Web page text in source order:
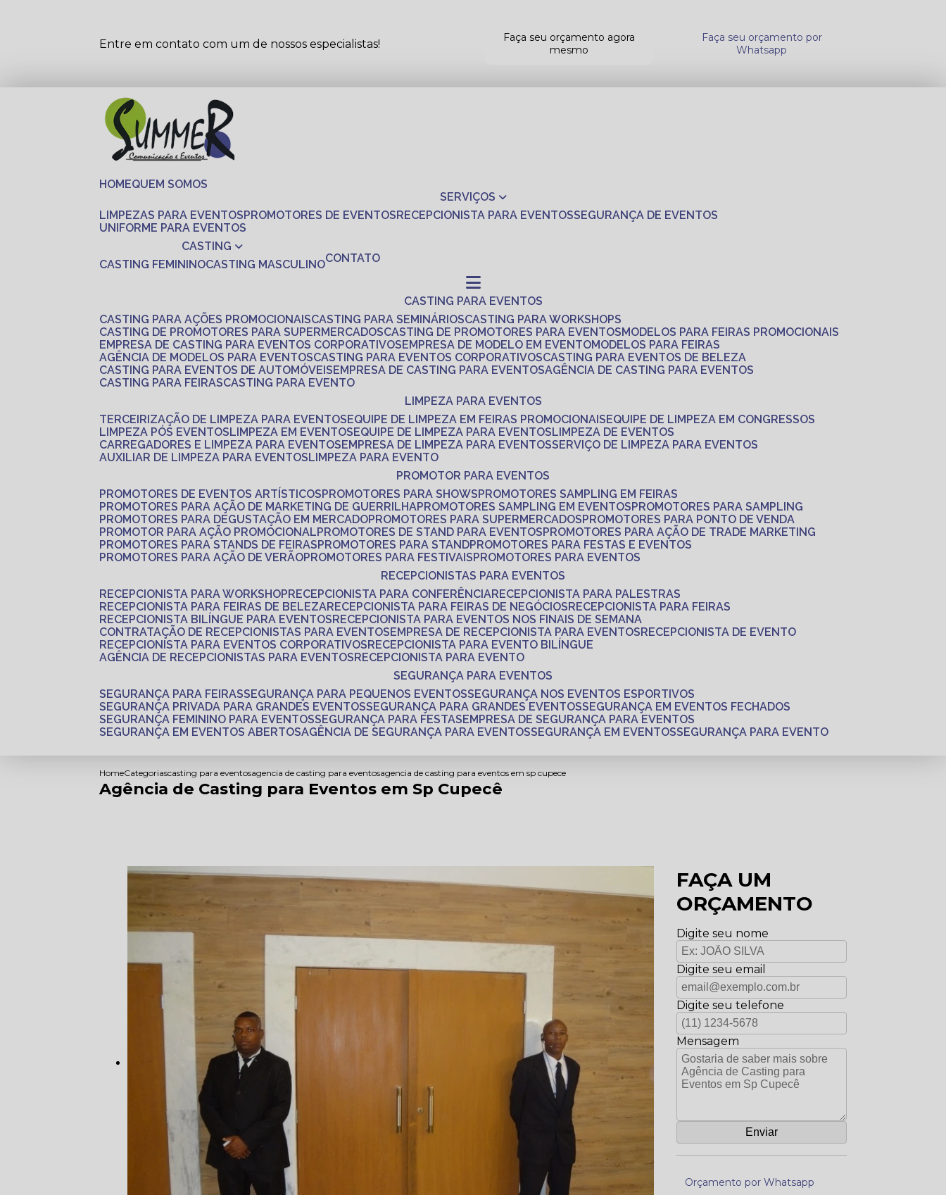
Entre em contato com um de nossos especialistas!
Faça seu orçamento agora
mesmo
Faça seu orçamento por
Whatsapp
HOME
QUEM SOMOS
SERVIÇOS
LIMPEZAS PARA EVENTOS
PROMOTORES DE EVENTOS RECEPCIONISTA PARA EVENTOS SEGURANÇA DE EVENTOS
UNIFORME PARA EVENTOS
CASTING
CASTING FEMININO CASTING MASCULINO CONTATO
CASTING PARA EVENTOS
CASTING PARA AÇÕES PROMOCIONAIS
CASTING PARA SEMINÁRIOS
CASTING PARA WORKSHOPS
CASTING DE PROMOTORES PARA SUPERMERCADOS
CASTING DE PROMOTORES PARA EVENTOS
MODELOS PARA FEIRAS PROMOCIONAIS
EMPRESA DE CASTING PARA EVENTOS CORPORATIVOS
EMPRESA DE MODELO EM EVENTO
MODELOS PARA FEIRAS
AGÊNCIA DE MODELOS PARA EVENTOS
CASTING PARA EVENTOS CORPORATIVOS
CASTING PARA EVENTOS DE BELEZA
CASTING PARA EVENTOS DE AUTOMÓVEIS
EMPRESA DE CASTING PARA EVENTOS
AGÊNCIA DE CASTING PARA EVENTOS
CASTING PARA FEIRAS
CASTING PARA EVENTO
LIMPEZA PARA EVENTOS
TERCEIRIZAÇÃO DE LIMPEZA PARA EVENTOS
EQUIPE DE LIMPEZA EM FEIRAS PROMOCIONAIS
EQUIPE DE LIMPEZA EM CONGRESSOS
LIMPEZA PÓS EVENTOS
LIMPEZA EM EVENTOS EQUIPE DE LIMPEZA PARA EVENTOS
LIMPEZA DE EVENTOS
CARREGADORES E LIMPEZA PARA EVENTOS
EMPRESA DE LIMPEZA PARA EVENTOS SERVIÇO DE LIMPEZA PARA EVENTOS
AUXILIAR DE LIMPEZA PARA EVENTOS
LIMPEZA PARA EVENTO
PROMOTOR PARA EVENTOS
PROMOTORES DE EVENTOS ARTÍSTICOS
PROMOTORES PARA SHOWS
PROMOTORES SAMPLING EM FEIRAS
PROMOTORES PARA AÇÃO DE MARKETING DE GUERRILHA PROMOTORES SAMPLING EM EVENTOS
PROMOTORES PARA SAMPLING
PROMOTORES PARA DEGUSTAÇÃO EM MERCADO PROMOTORES PARA SUPERMERCADOS
PROMOTORES PARA PONTO DE VENDA
PROMOTOR PARA AÇÃO PROMOCIONAL
PROMOTORES DE STAND PARA EVENTOS
PROMOTORES PARA AÇÃO DE TRADE MARKETING
PROMOTORES PARA STANDS DE FEIRAS
PROMOTORES PARA STAND PROMOTORES PARA FESTAS E EVENTOS
PROMOTORES PARA AÇÃO DE VERÃO PROMOTORES PARA FESTIVAIS
PROMOTORES PARA EVENTOS
RECEPCIONISTAS PARA EVENTOS
RECEPCIONISTA PARA WORKSHOP
RECEPCIONISTA PARA CONFERÊNCIA
RECEPCIONISTA PARA PALESTRAS
RECEPCIONISTA PARA FEIRAS DE BELEZA
RECEPCIONISTA PARA FEIRAS DE NEGÓCIOS
RECEPCIONISTA PARA FEIRAS
RECEPCIONISTA BILÍNGUE PARA EVENTOS
RECEPCIONISTA PARA EVENTOS NOS FINAIS DE SEMANA
CONTRATAÇÃO DE RECEPCIONISTAS PARA EVENTOS
EMPRESA DE RECEPCIONISTA PARA EVENTOS
RECEPCIONISTA DE EVENTO
RECEPCIONISTA PARA EVENTOS CORPORATIVOS
RECEPCIONISTA PARA EVENTO BILÍNGUE
AGÊNCIA DE RECEPCIONISTAS PARA EVENTOS
RECEPCIONISTA PARA EVENTO
SEGURANÇA PARA EVENTOS
SEGURANÇA PARA FEIRAS SEGURANÇA PARA PEQUENOS EVENTOS SEGURANÇA NOS EVENTOS ESPORTIVOS
SEGURANÇA PRIVADA PARA GRANDES EVENTOS SEGURANÇA PARA GRANDES EVENTOS SEGURANÇA EM EVENTOS FECHADOS
SEGURANÇA FEMININO PARA EVENTOS SEGURANÇA PARA FESTAS
EMPRESA DE SEGURANÇA PARA EVENTOS
SEGURANÇA EM EVENTOS ABERTOS
AGÊNCIA DE SEGURANÇA PARA EVENTOS SEGURANÇA EM EVENTOS SEGURANÇA PARA EVENTO
HomeCategoriascasting para eventosagencia de casting para eventosagencia de casting para eventos em sp cupece
Agência de Casting para Eventos em Sp Cupecê
FAÇA UM
ORÇAMENTO
Digite seu nome
Digite seu email
Digite seu telefone
Mensagem
Orçamento por Whatsapp